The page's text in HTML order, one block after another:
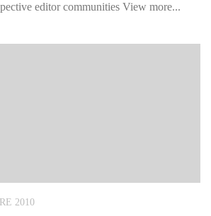
editor communities View more...
2010